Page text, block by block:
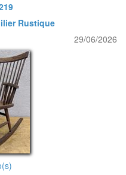
Rustique
29/06/2026